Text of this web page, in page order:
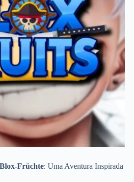
Blox-Früchte: Uma Aventura Inspirada